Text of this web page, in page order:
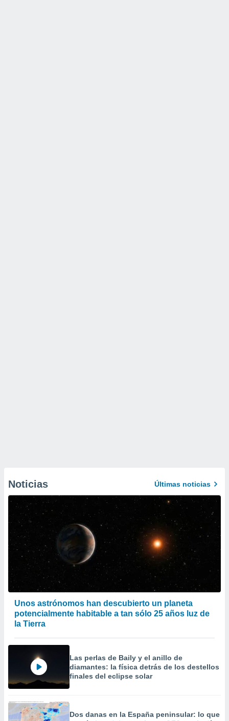
Noticias Últimas noticias
Unos astrónomos han descubierto un planeta
potencialmente habitable a tan sólo 25 años luz de
la Tierra
Las perlas de Baily y el anillo de
diamantes: la física detrás de los destellos
finales del eclipse solar
Dos danas en la España peninsular: lo que